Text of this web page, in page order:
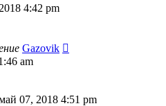
4:42 pm
Gazovik
am
07, 2018 4:51 pm